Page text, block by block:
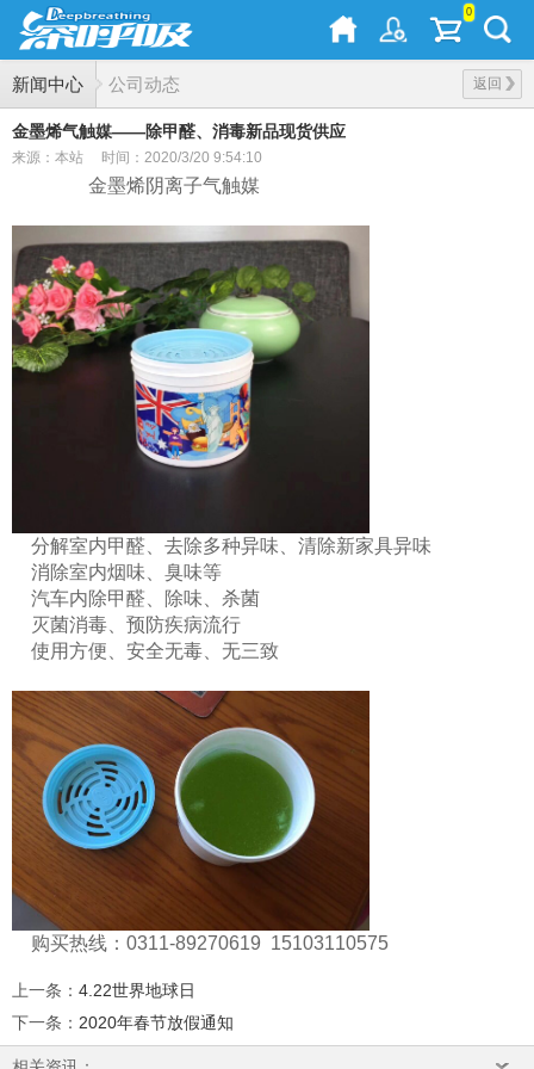
0
新闻中心 返回
公司动态
金墨烯气触媒——除甲醛、消毒新品现货供应
来源：本站 时间：2020/3/20 9:54:10
金墨烯阴离子气触媒
分解室内甲醛、去除多种异味、清除新家具异味
消除室内烟味、臭味等
汽车内除甲醛、除味、杀菌
灭菌消毒、预防疾病流行
使用方便、安全无毒、无三致
购买热线： 0311-89270619 15103110575
上一条 ： 4.22世界地球日
下一条 ： 2020年春节放假通知